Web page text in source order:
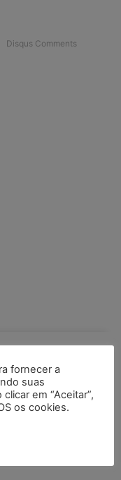
Disqus Comments
fornecer a
suas
em “Aceitar”,
os cookies.